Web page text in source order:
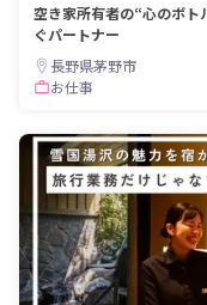
空き家所有者の“心のボト
ぐパートナー
長野県茅野市
お仕事